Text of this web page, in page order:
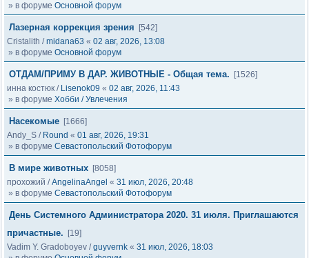
» в форуме Основной форум
Лазерная коррекция зрения
[542]
Cristalith /midana63 « 02 авг, 2026, 13:08
» в форуме Основной форум
ОТДАМ/ПРИМУ В ДАР. ЖИВОТНЫЕ - Общая тема.
[1526]
инна костюк / Lisenok09 « 02 авг, 2026, 11:43
» в форуме Хобби / Увлечения
Насекомые [1666]
Andy_S / Round « 01 авг, 2026, 19:31
» в форуме Севастопольский Фотофорум
В мире животных [8058]
прохожий /AngelinaAngel « 31 июл, 2026, 20:48
» в форуме Севастопольский Фотофорум
День Системного Администратора 2020. 31 июля. Приглашаются
причастные.
[19]
Vadim Y. Gradoboyev /guyvernk « 31 июл, 2026, 18:03